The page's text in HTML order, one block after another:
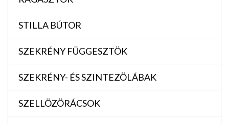
STILLA BÚTOR
SZEKRÉNY FÜGGESZTÖK
SZEKRÉNY- ÉS SZINTEZÖLÁBAK
SZELLÖZÖRÁCSOK